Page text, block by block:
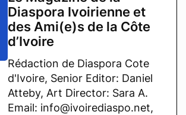
Diaspora Ivoirienne et
des Ami(e)s de la Côte
d’Ivoire
Rédaction de Diaspora Cote
d'Ivoire, Senior Editor: Daniel
Atteby, Art Director: Sara A.
Email: info@ivoirediaspo.net,